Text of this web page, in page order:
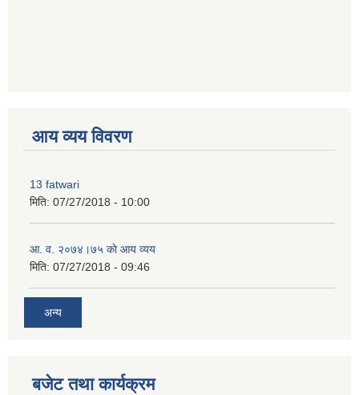
आय व्यय विवरण
13 fatwari
मिति: 07/27/2018 - 10:00
आ‍. व. २०७४।७५ काे आय व्यय
मिति: 07/27/2018 - 09:46
अन्य
बजेट तथा कार्यक्रम